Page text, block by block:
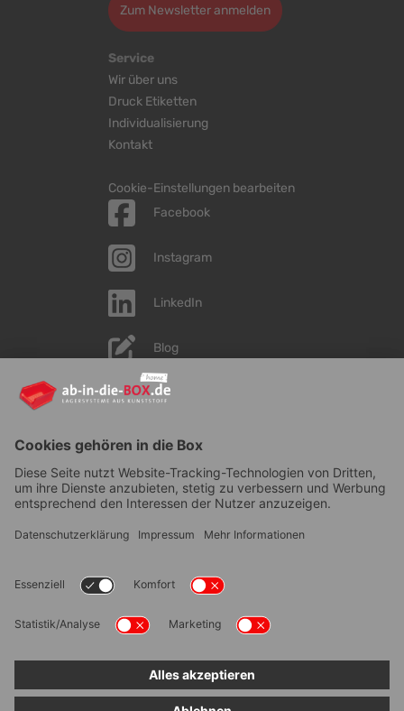
Zum Newsletter anmelden
Service
Wir über uns
Druck Etiketten
Individualisierung
Kontakt
Cookie-Einstellungen bearbeiten
Facebook
Instagram
LinkedIn
Blog
YouTube
Bestellvorgang|Impressum|Information zur
Barrierefreiheit